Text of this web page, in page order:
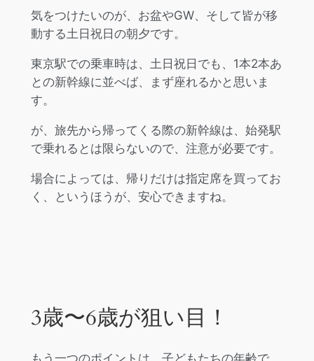
気をつけたいのが、お盆やGW、そして皆が移
動する土日祝日の朝夕です。
東京駅での乗車時は、土日祝日でも、1本2本あ
との新幹線に並べば、まず座れるかと思いま
す。
が、旅先から帰ってくる際の新幹線は、始発駅
で乗れるとは限らないので、注意が必要です。
場合によっては、帰りだけは指定席を買ってお
く、というほうが、安心できますね。
3歳〜6歳が狙い目！